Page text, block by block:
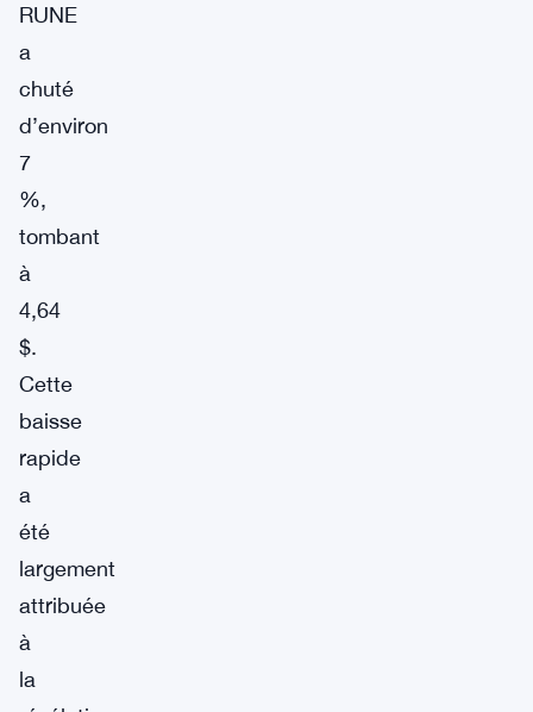
RUNE
a
chuté
d’environ
7
%,
tombant
à
4,64
$.
Cette
baisse
rapide
a
été
largement
attribuée
à
la